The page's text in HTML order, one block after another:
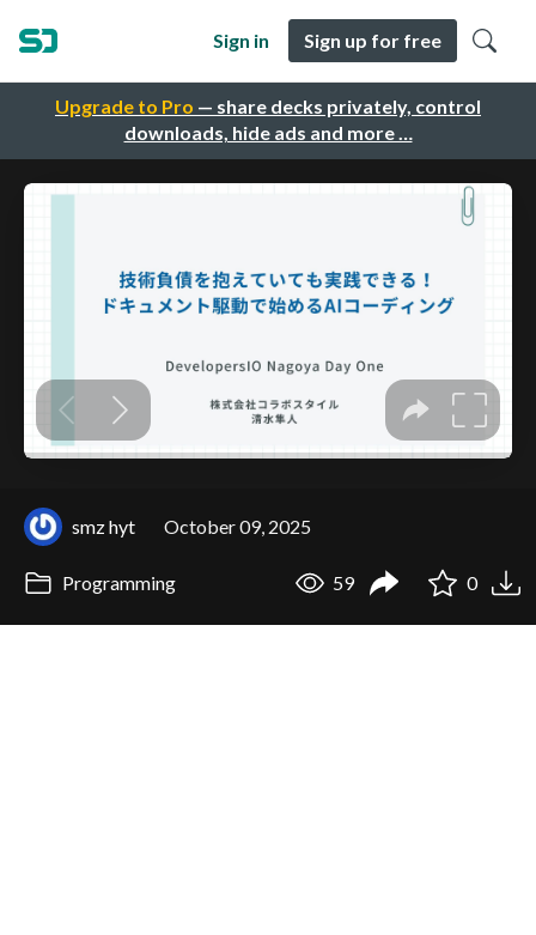
Upgrade to Pro — share decks privately, control
downloads, hide ads and more …
Sign in Sign up for free
smz hyt October 09, 2025
Programming 59 0